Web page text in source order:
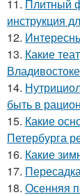
11. Плитный
инструкция
12.
13. Какие
Владивостоке
14.
быть в
15. Какие
Петербурга
16. Какие
17.
18. Осенняя